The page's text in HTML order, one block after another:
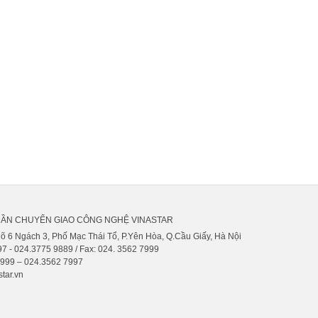
CHUYỂN GIAO CÔNG NGHỆ VINASTAR
6 Ngách 3, Phố Mạc Thái Tổ, P.Yên Hòa, Q.Cầu Giấy, Hà Nội
- 024.3775 9889 / Fax: 024. 3562 7999
– 024.3562 7997